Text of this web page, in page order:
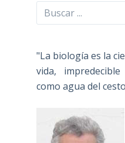
Buscar
"La biología es la
vida,
como agua del